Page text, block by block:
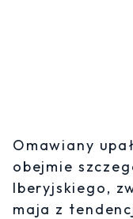
Omawiany
obejmie
Iberyjskiego,
maja z